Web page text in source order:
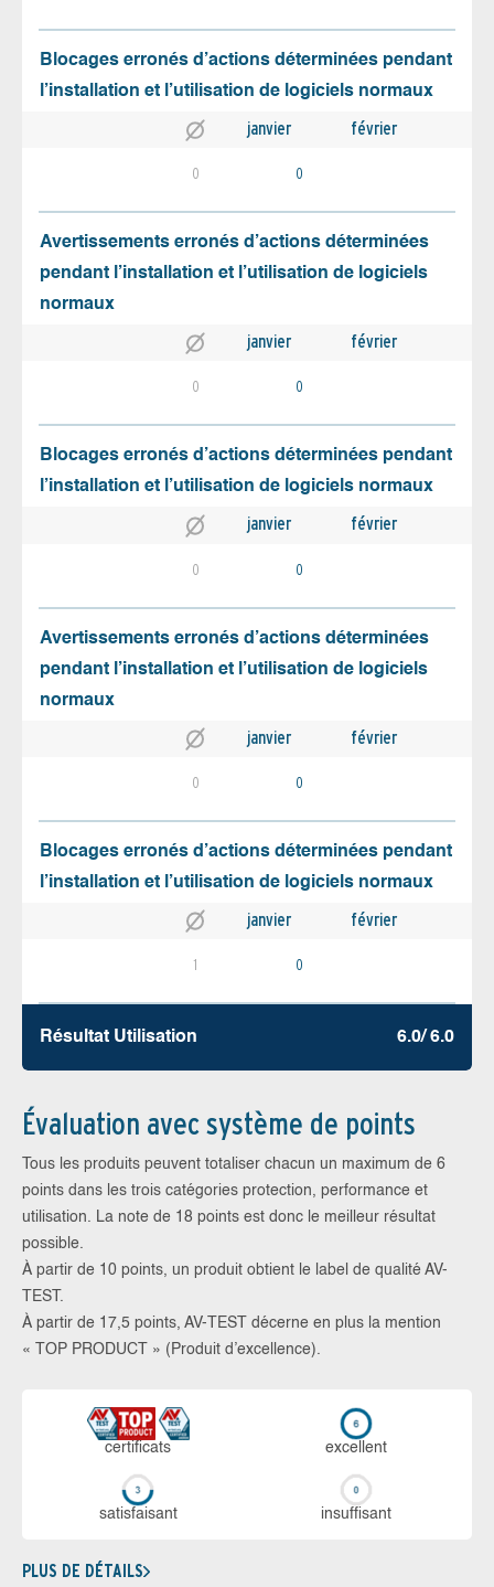
Blocages erronés d’actions déterminées pendant
l’installation et l’utilisation de logiciels normaux
janvier février
0 0
Avertissements erronés d’actions déterminées
pendant l’installation et l’utilisation de logiciels
normaux
janvier février
0 0
Blocages erronés d’actions déterminées pendant
l’installation et l’utilisation de logiciels normaux
janvier février
0 0
Avertissements erronés d’actions déterminées
pendant l’installation et l’utilisation de logiciels
normaux
janvier février
0 0
Blocages erronés d’actions déterminées pendant
l’installation et l’utilisation de logiciels normaux
janvier février
1 0
Résultat Utilisation 6.0/ 6.0
Évaluation avec système de points
Tous les produits peuvent totaliser chacun un maximum de 6
points dans les trois catégories protection, performance et
utilisation. La note de 18 points est donc le meilleur résultat
possible.
À partir de 10 points, un produit obtient le label de qualité AV-
TEST.
À partir de 17,5 points, AV-TEST décerne en plus la mention
« TOP PRODUCT » (Produit d’excellence).
certi­ficats ex­cellent
sa­tis­fai­sant in­suf­fi­sant
PLUS DE DÉTAILS